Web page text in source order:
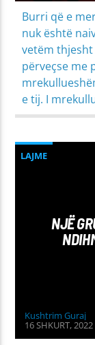
Burri që e
nuk është
vetëm
përveçse me
e tij. I
LAJME
NJË
Kushtrim Guraj
16 SHKURT, 2022